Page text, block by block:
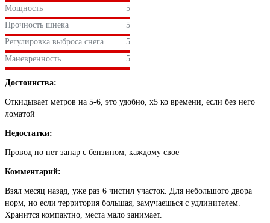
Мощность
5
Прочность шнека
5
Регулировка выброса снега
5
Маневренность
5
Достоинства:
Откидывает метров на 5-6, это удобно, х5 ко времени, если без него
ломатой
Недостатки:
Провод но нет запар с бензином, каждому свое
Комментарий:
Взял месяц назад, уже раз 6 чистил участок. Для небольшого двора
норм, но если территория большая, замучаешься с удлинителем.
Хранится компактно, места мало занимает.